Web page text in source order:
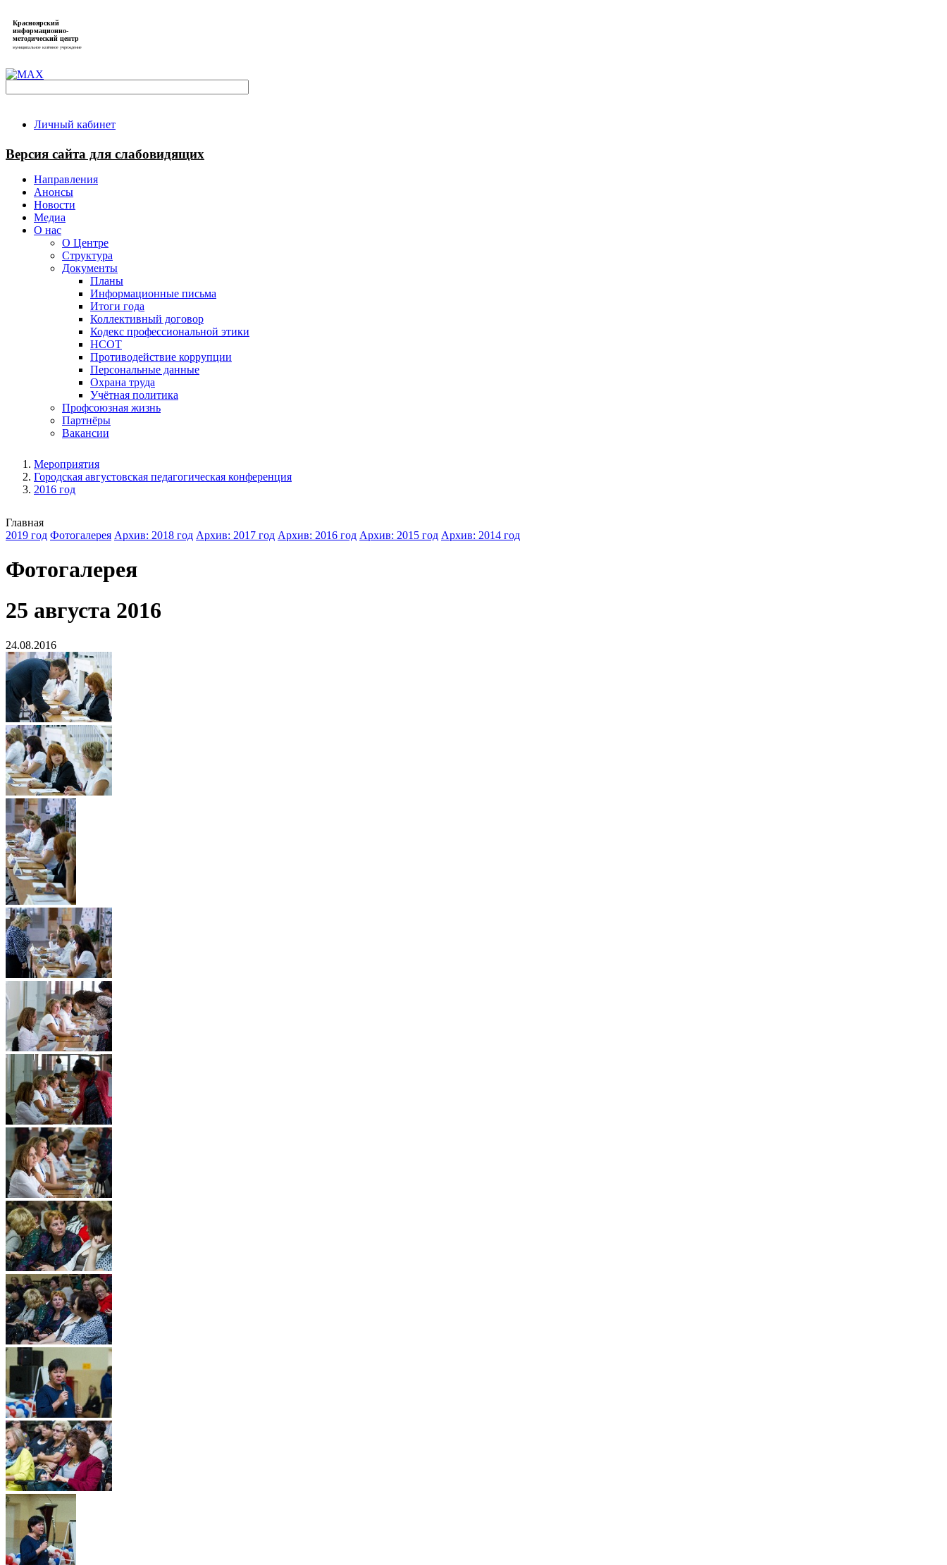
Красноярский
информационно-
методический центр
муниципальное казённое учреждение
Личный кабинет
Версия сайта для слабовидящих
Направления
Анонсы
Новости
Медиа
О нас
О Центре
Структура
Документы
Планы
Информационные письма
Итоги года
Коллективный договор
Кодекс профессиональной этики
НСОТ
Противодействие коррупции
Персональные данные
Охрана труда
Учётная политика
Профсоюзная жизнь
Партнёры
Вакансии
Мероприятия
Городская августовская педагогическая конференция
2016 год
Главная
2019 год Фотогалерея Архив: 2018 год Архив: 2017 год Архив: 2016 год Архив: 2015 год Архив: 2014 год
Фотогалерея
25 августа 2016
24.08.2016